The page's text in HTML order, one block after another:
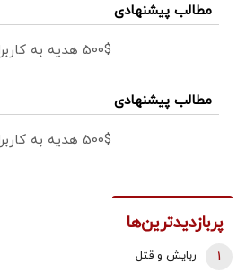
مطالب پیشنهادی
500$ هدیه به کاربران جدید،ثبت نام کن
مطالب پیشنهادی
500$ هدیه به کاربران جدید،ثبت نام کن
پربازدیدترین‌ها
ربایش و قتل
1